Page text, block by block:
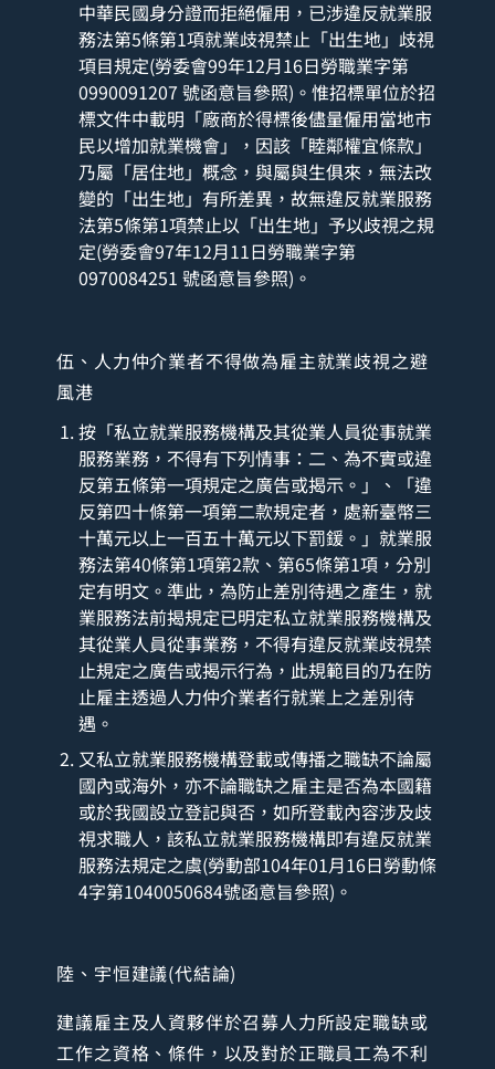
中華民國身分證而拒絕僱用，已涉違反就業服
務法第5條第1項就業歧視禁止「出生地」歧視
項目規定(勞委會99年12月16日勞職業字第
0990091207 號函意旨參照)。惟招標單位於招
標文件中載明「廠商於得標後儘量僱用當地市
民以增加就業機會」，因該「睦鄰權宜條款」
乃屬「居住地」概念，與屬與生俱來，無法改
變的「出生地」有所差異，故無違反就業服務
法第5條第1項禁止以「出生地」予以歧視之規
定(勞委會97年12月11日勞職業字第
0970084251 號函意旨參照)。
伍、人力仲介業者不得做為雇主就業歧視之避
風港
按「私立就業服務機構及其從業人員從事就業
服務業務，不得有下列情事：二、為不實或違
反第五條第一項規定之廣告或揭示。」、「違
反第四十條第一項第二款規定者，處新臺幣三
十萬元以上一百五十萬元以下罰鍰。」就業服
務法第40條第1項第2款、第65條第1項，分別
定有明文。準此，為防止差別待遇之產生，就
業服務法前揭規定已明定私立就業服務機構及
其從業人員從事業務，不得有違反就業歧視禁
止規定之廣告或揭示行為，此規範目的乃在防
止雇主透過人力仲介業者行就業上之差別待
遇。
又私立就業服務機構登載或傳播之職缺不論屬
國內或海外，亦不論職缺之雇主是否為本國籍
或於我國設立登記與否，如所登載內容涉及歧
視求職人，該私立就業服務機構即有違反就業
服務法規定之虞(勞動部104年01月16日勞動條
4字第1040050684號函意旨參照)。
陸、宇恒建議(代結論)
建議雇主及人資夥伴於召募人力所設定職缺或
工作之資格、條件，以及對於正職員工為不利